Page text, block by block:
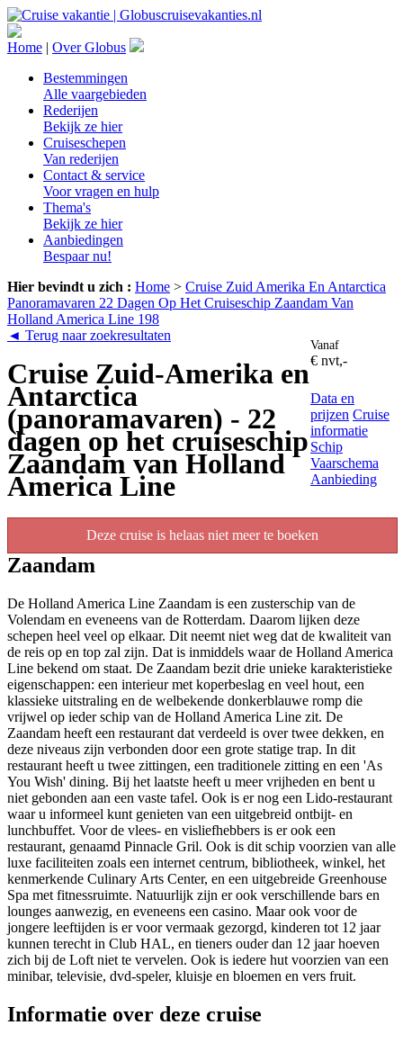
Home | Over Globus
Bestemmingen
Alle vaargebieden
Rederijen
Bekijk ze hier
Cruiseschepen
Van rederijen
Contact & service
Voor vragen en hulp
Thema's
Bekijk ze hier
Aanbiedingen
Bespaar nu!
Hier bevindt u zich : Home > Cruise Zuid Amerika En Antarctica
Panoramavaren 22 Dagen Op Het Cruiseschip Zaandam Van
Holland America Line 198
◄ Terug naar zoekresultaten
Cruise Zuid-Amerika en
Antarctica
(panoramavaren) - 22
dagen op het cruiseschip
Zaandam van Holland
America Line
Vanaf
€ nvt,-
Data en
prijzen Cruise
informatie
Schip
Vaarschema
Aanbieding
Deze cruise is helaas niet meer te boeken
Zaandam
De Holland America Line Zaandam is een zusterschip van de
Volendam en eveneens van de Rotterdam. Daarom lijken deze
schepen heel veel op elkaar. Dit neemt niet weg dat de kwaliteit van
de reis op en top zal zijn. Dat is inmiddels waar de Holland America
Line bekend om staat. De Zaandam bezit drie unieke karakteristieke
eigenschappen: een interieur met koperbeslag en veel hout, een
klassieke uitstraling en de welbekende donkerblauwe romp die
vrijwel op ieder schip van de Holland America Line zit. De
Zaandam heeft een restaurant dat verdeeld is over twee dekken, en
deze niveaus zijn verbonden door een grote statige trap. In dit
restaurant heeft u twee zittingen, een traditionele zitting en een 'As
You Wish' dining. Bij het laatste heeft u meer vrijheden en bent u
niet gebonden aan een vaste tafel. Ook is er nog een Lido-restaurant
waar u informeel kunt genieten van een uitgebreid ontbijt- en
lunchbuffet. Voor de vlees- en visliefhebbers is er ook een
restaurant, genaamd Pinnacle Gril. Ook is dit schip voorzien van alle
luxe faciliteiten zoals een internet centrum, bibliotheek, winkel, het
kenmerkende Culinary Arts Center, en een uitgebreide Greenhouse
Spa met fitnessruimte. Natuurlijk zijn er ook verschillende bars en
lounges aanwezig, en eveneens een casino. Maar ook voor de
jongere leeftijden is er voor vermaak gezorgd, kinderen tot 12 jaar
kunnen terecht in Club HAL, en tieners ouder dan 12 jaar hoeven
zich bij de Loft niet te vervelen. Ook is iedere hut voorzien van een
minibar, televisie, dvd-speler, kluisje en bloemen en vers fruit.
Informatie over deze cruise